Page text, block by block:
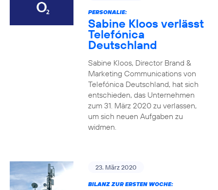
PERSONALIE:
Sabine Kloos verlässt
Telefónica
Deutschland
Sabine Kloos, Director Brand &
Marketing Communications von
Telefónica Deutschland, hat sich
entschieden, das Unternehmen
zum 31. März 2020 zu verlassen,
um sich neuen Aufgaben zu
widmen.
23. März 2020
BILANZ ZUR ERSTEN WOCHE: